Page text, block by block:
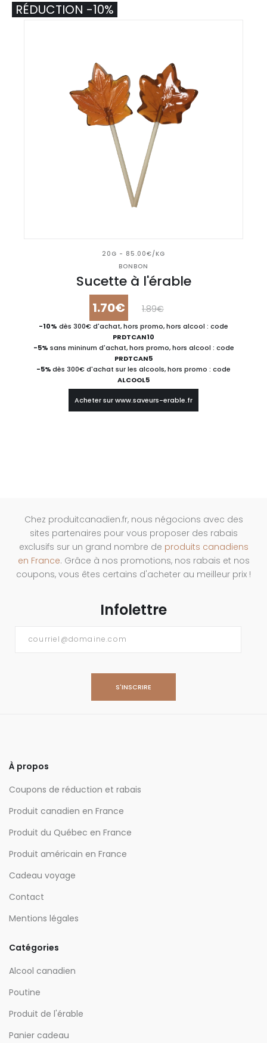
20G - 85.00€/KG
BONBON
Sucette à l'érable
1.70€ 1.89€
-10% dès 300€ d'achat, hors promo, hors alcool : code
PRDTCAN10
-5% sans mininum d'achat, hors promo, hors alcool : code
PRDTCAN5
-5%dès 300€ d'achat sur les alcools, hors promo : code
ALCOOL5
RÉDUCTION -10%
Acheter sur www.saveurs-erable.fr
Chez produitcanadien.fr, nous négocions avec des
sites partenaires pour vous proposer des rabais
exclusifs sur un grand nombre de produits canadiens
en France. Grâce à nos promotions, nos rabais et nos
coupons, vous êtes certains d'acheter au meilleur prix !
Infolettre
À propos
Coupons de réduction et rabais
Produit canadien en France
Produit du Québec en France
Produit américain en France
Cadeau voyage
Contact
Mentions légales
Catégories
Alcool canadien
Poutine
Produit de l'érable
Panier cadeau